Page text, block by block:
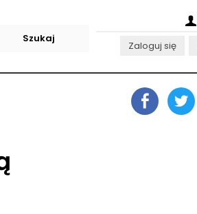
Zaloguj się